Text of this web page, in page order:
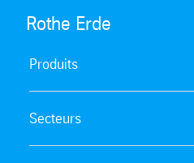
Rothe Erde
Produits
Secteurs